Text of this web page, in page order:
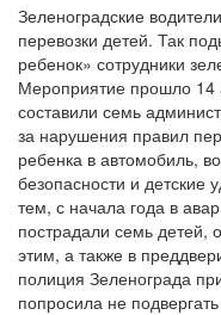
Зеленоградские
перевозки детей. Так
ребенок» сотрудники
Мероприятие прошло 14
составили семь
за нарушения правил
ребенка в автомобиль,
безопасности и
тем, с начала года в
пострадали семь детей,
этим, а также в
полиция Зеленограда
попросила не